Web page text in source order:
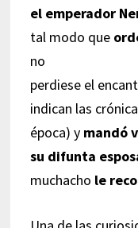
el emperador
tal modo que
no
perdiese el
indican las
época) y mandó
su difunta
muchacho le